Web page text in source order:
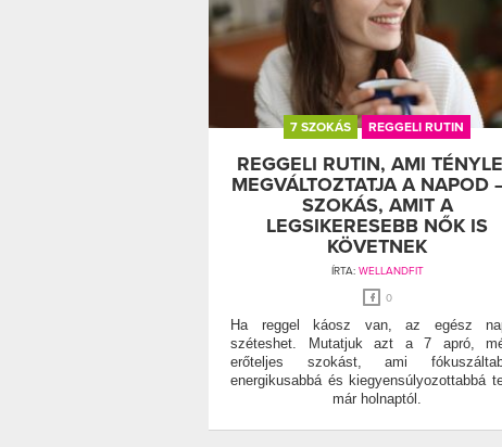
7 SZOKÁS REGGELI RUTIN
REGGELI RUTIN, AMI
MEGVÁLTOZTATJA A NAPOD
SZOKÁS, AMIT A
LEGSIKERESEBB NŐK IS
KÖVETNEK
ÍRTA: WELLANDFIT
0
Ha reggel káosz van, az egész
széteshet. Mutatjuk azt a 7 apró,
erőteljes szokást, ami
energikusabbá és kiegyensúlyozottabbá
már holnaptól.